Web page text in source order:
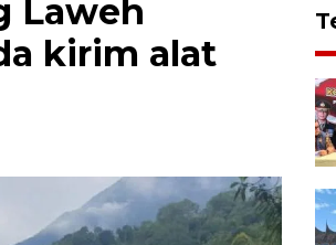
Laweh
kirim alat